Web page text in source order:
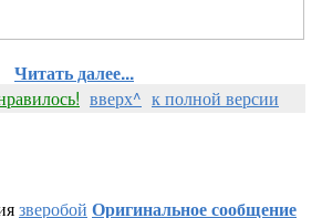
Читать далее...
вверх^ к полной версии
зверобой Оригинальное сообщение